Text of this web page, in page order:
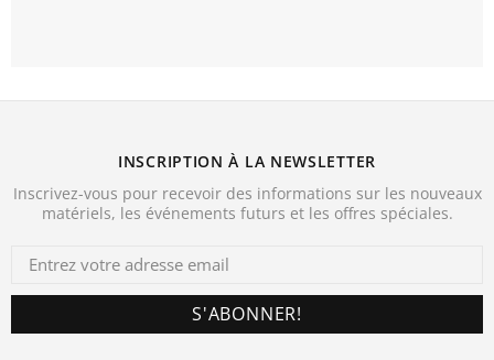
INSCRIPTION À LA NEWSLETTER
Inscrivez-vous pour recevoir des informations sur les nouveaux
matériels, les événements futurs et les offres spéciales.